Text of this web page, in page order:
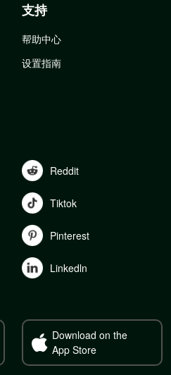
支持
帮助中心
设置指南
Reddit
Tiktok
Pinterest
Linkedln
Download on the
App Store